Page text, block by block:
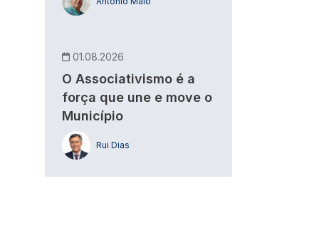
01.08.2026
O Associativismo é a
força que une e move o
Município
Rui Dias